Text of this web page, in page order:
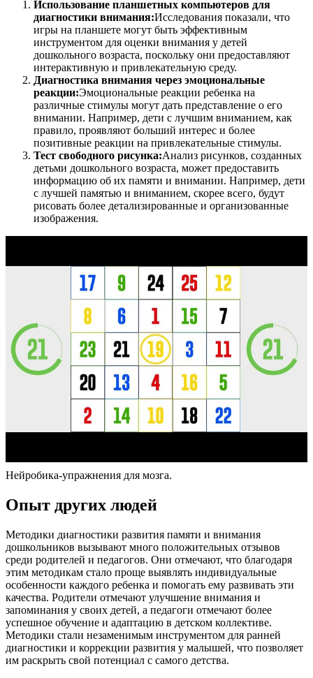
Использование планшетных компьютеров для
диагностики внимания:Исследования показали, что
игры на планшете могут быть эффективным
инструментом для оценки внимания у детей
дошкольного возраста, поскольку они предоставляют
интерактивную и привлекательную среду.
Диагностика внимания через эмоциональные
реакции:Эмоциональные реакции ребенка на
различные стимулы могут дать представление о его
внимании. Например, дети с лучшим вниманием, как
правило, проявляют больший интерес и более
позитивные реакции на привлекательные стимулы.
Тест свободного рисунка:Анализ рисунков, созданных
детьми дошкольного возраста, может предоставить
информацию об их памяти и внимании. Например, дети
с лучшей памятью и вниманием, скорее всего, будут
рисовать более детализированные и организованные
изображения.
Нейробика-упражнения для мозга.
Опыт других людей
Методики диагностики развития памяти и внимания
дошкольников вызывают много положительных отзывов
среди родителей и педагогов. Они отмечают, что благодаря
этим методикам стало проще выявлять индивидуальные
особенности каждого ребенка и помогать ему развивать эти
качества. Родители отмечают улучшение внимания и
запоминания у своих детей, а педагоги отмечают более
успешное обучение и адаптацию в детском коллективе.
Методики стали незаменимым инструментом для ранней
диагностики и коррекции развития у малышей, что позволяет
им раскрыть свой потенциал с самого детства.